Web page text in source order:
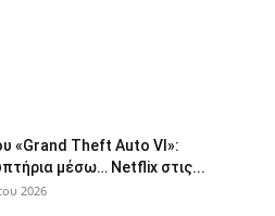
«Grand Theft Auto VI»:
μέσω… Netflix στις...
2026